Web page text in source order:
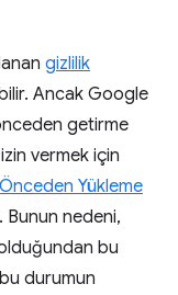
gizlilik
Ancak Google
getirme
vermek için
Yükleme
Bunun nedeni,
bu
durumun